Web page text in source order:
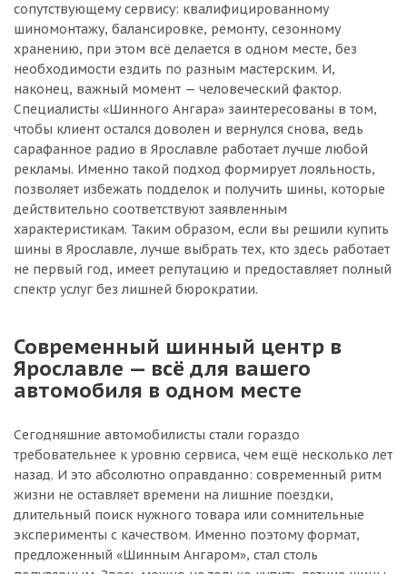
сопутствующему сервису: квалифицированному
шиномонтажу, балансировке, ремонту, сезонному
хранению, при этом всё делается в одном месте, без
необходимости ездить по разным мастерским. И,
наконец, важный момент — человеческий фактор.
Специалисты «Шинного Ангара» заинтересованы в том,
чтобы клиент остался доволен и вернулся снова, ведь
сарафанное радио в Ярославле работает лучше любой
рекламы. Именно такой подход формирует лояльность,
позволяет избежать подделок и получить шины, которые
действительно соответствуют заявленным
характеристикам. Таким образом, если вы решили купить
шины в Ярославле, лучше выбрать тех, кто здесь работает
не первый год, имеет репутацию и предоставляет полный
спектр услуг без лишней бюрократии.
Современный шинный центр в
Ярославле — всё для вашего
автомобиля в одном месте
Сегодняшние автомобилисты стали гораздо
требовательнее к уровню сервиса, чем ещё несколько лет
назад. И это абсолютно оправданно: современный ритм
жизни не оставляет времени на лишние поездки,
длительный поиск нужного товара или сомнительные
эксперименты с качеством. Именно поэтому формат,
предложенный «Шинным Ангаром», стал столь